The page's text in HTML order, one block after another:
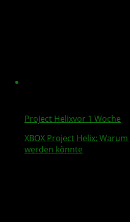
Project Helixvor 1 Woche
XBOX Project Helix: Warum
werden könnte